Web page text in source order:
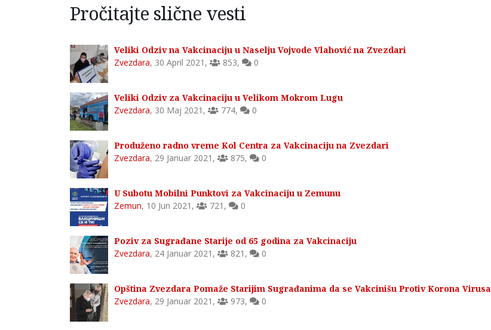
Pročitajte slične vesti
Veliki Odziv na Vakcinaciju u Naselju Vojvode Vlahović na Zvezdari
Zvezdara, 30 April 2021 , 853, 0
Veliki Odziv za Vakcinaciju u Velikom Mokrom Lugu
Zvezdara, 30 Maj 2021 , 774, 0
Produženo radno vreme Kol Centra za Vakcinaciju na Zvezdari
Zvezdara, 29 Januar 2021 , 875, 0
U Subotu Mobilni Punktovi za Vakcinaciju u Zemunu
Zemun, 10 Jun 2021 , 721 , 0
Poziv za Sugrađane Starije od 65 godina za Vakcinaciju
Zvezdara, 24 Januar 2021 , 821 , 0
Opština Zvezdara Pomaže Starijim Sugrađanima da se Vakcinišu Protiv Korona Virusa
Zvezdara, 29 Januar 2021 , 973, 0